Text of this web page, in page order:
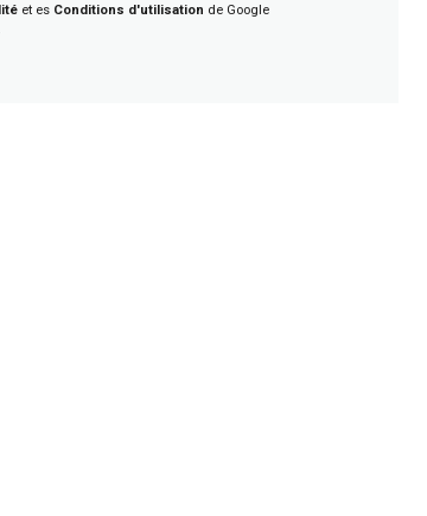
et es Conditions d'utilisation de Google